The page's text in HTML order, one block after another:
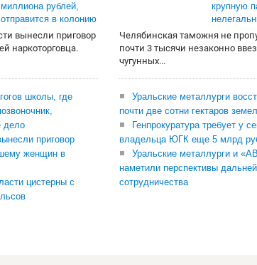
миллиона рублей,
отправится в колонию
вынесли приговор
наркоторговца.
школы, где
дело
приговор
женщин в
цистерны с
крупную
Челябинская таможня не
почти 3 тысячи незаконно
чугунных...
Уральские металлурги
почти две сотни гектаров
Генпрокуратура требует у
владельца ЮГК еще 5 млрд
Уральские металлурги и
наметили перспективы
сотрудничества